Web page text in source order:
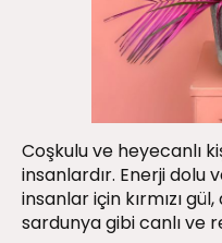
Coşkulu ve heyecanlı
insanlardır. Enerji dolu
insanlar için kırmızı
sardunya gibi canlı ve